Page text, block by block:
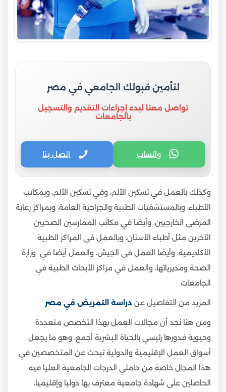
لتأمين قبولك الجامعي في مصر
تواصل معنا لبدء إجراءات التقديم والتسجيل
بالجامعات
واتساب اتصل بنا
وكذلك بالعمل في تسكين الألم، وفي تسكين الألم، وبمكاتب
الأطباء، وبالمستشفيات الطبية والجراحية العامة، وبمراكز رعاية
المرضى الخارجيين، وأيضا في مكاتب الممارسين الصحيين
الآخرين مثل أطباء الأسنان، وبالعمل في المراكز الطبية
الأكاديمية، وأيضا العمل في الجيش، والعمل أيضا في وزارة
الصحة ومديرياتها، والعمل في مراكز الأبحاث الطبية في
الجامعات.
المزيد من التفاصيل عن دراسة التمريض في مصر
ومن هنا نجد أن مجالات العمل بهذا التخصص متعددة
وحيوية فدورها رئيسي بالحياة البشرية أجمع، وهو ما يجعل
أسواق العمل الإقليمية والدولية تبحث عن المتخصصين في
هذا المجال خاصة من حاملي الدرجات الجامعية العليا فيه
الحاصلين على شهادة جامعية معترف بها دوليا وإقليميا،